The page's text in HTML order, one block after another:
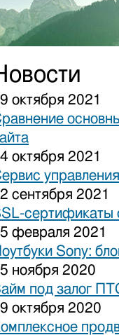
октября 2021
октября 2021
сентября 2021
сертификаты
февраля 2021
Sony:
ноября 2020
под залог
октября 2020